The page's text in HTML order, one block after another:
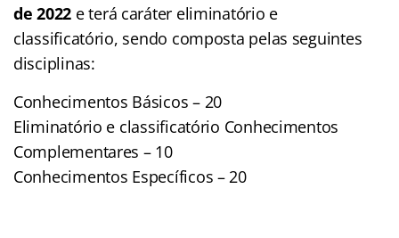
de 2022 e terá caráter eliminatório e
classificatório, sendo composta pelas seguintes
disciplinas:
Conhecimentos Básicos – 20
Eliminatório e classificatório Conhecimentos
Complementares – 10
Conhecimentos Específicos – 20